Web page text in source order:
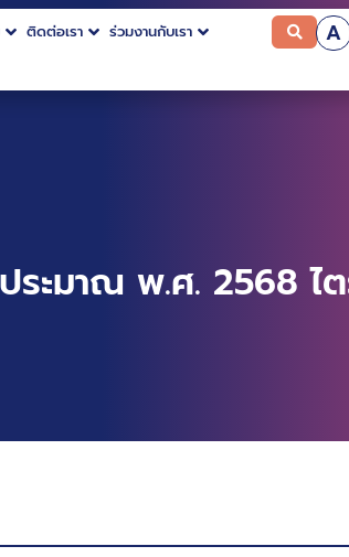
ติดต่อเรา ร่วมงานกับเรา A
ระมาณ พ.ศ. 2568 ไ